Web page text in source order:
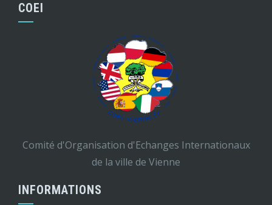
COEI
Comité d'Organisation d'Echanges Internationaux
de la ville de Vienne
INFORMATIONS